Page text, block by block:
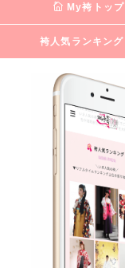
My袴トップ
袴人気ランキング